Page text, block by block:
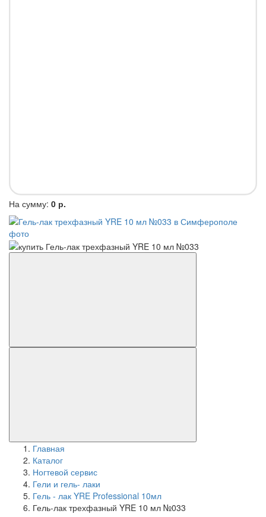
На сумму: 0 р.
Главная
Каталог
Ногтевой сервис
Гели и гель- лаки
Гель - лак YRE Professional 10мл
Гель-лак трехфазный YRE 10 мл №033